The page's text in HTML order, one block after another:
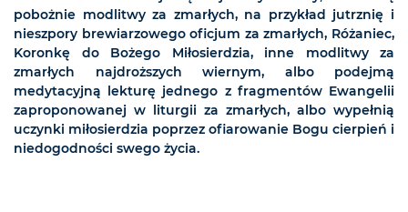
pobożnie modlitwy za zmarłych, na przykład jutrznię i
nieszpory brewiarzowego oficjum za zmarłych, Różaniec,
Koronkę do Bożego Miłosierdzia, inne modlitwy za
zmarłych najdroższych wiernym, albo podejmą
medytacyjną lekturę jednego z fragmentów Ewangelii
zaproponowanej w liturgii za zmarłych, albo wypełnią
uczynki miłosierdzia poprzez ofiarowanie Bogu cierpień i
niedogodności swego życia.